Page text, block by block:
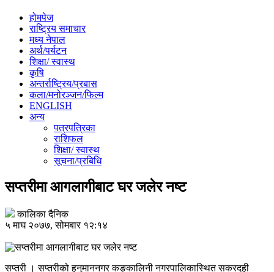
होमपेज
राष्ट्रिय समाचार
मध्य नेपाल
अर्थ/पर्यटन
शिक्षा/ स्वास्थ
कृषि
अन्तर्राष्ट्रिय/प्रबास
कला/मनोरञ्जन/फिल्म
ENGLISH
अन्य
पत्रपत्रिका
राशिफल
शिक्षा/ स्वास्थ
सूचना/प्रबिधि
सप्तरीमा आगलागीबाट घर जलेर नष्ट
कालिका दैनिक
५ माघ २०७७, सोमबार १२:१४
सप्तरी । सप्तरीको हनुमाननगर कङ्कालिनी नगरपालिकास्थित सकरदही